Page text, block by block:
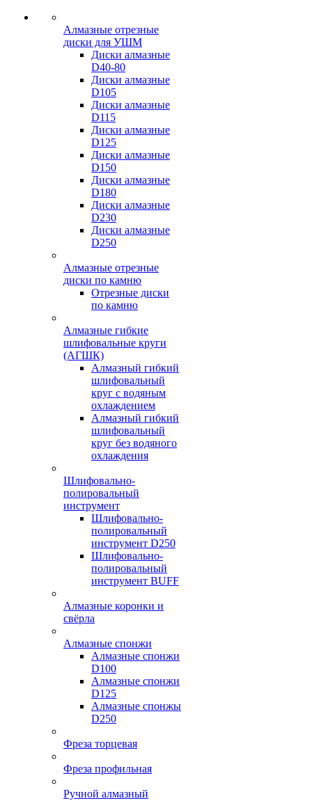
Алмазные отрезные
диски для УШМ
Диски алмазные
D40-80
Диски алмазные
D105
Диски алмазные
D115
Диски алмазные
D125
Диски алмазные
D150
Диски алмазные
D180
Диски алмазные
D230
Диски алмазные
D250
Алмазные отрезные
диски по камню
Отрезные диски
по камню
Алмазные гибкие
шлифовальные круги
(АГШК)
Алмазный гибкий
шлифовальный
круг с водяным
охлаждением
Алмазный гибкий
шлифовальный
круг без водяного
охлаждения
Шлифовально-
полировальный
инструмент
Шлифовально-
полировальный
инструмент D250
Шлифовально-
полировальный
инструмент BUFF
Алмазные коронки и
свёрла
Алмазные спонжи
Алмазные спонжи
D100
Алмазные спонжи
D125
Алмазные спонжы
D250
Фреза торцевая
Фреза профильная
Ручной алмазный